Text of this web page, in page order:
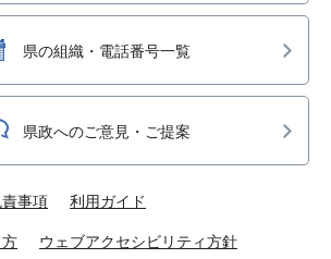
県の組織・電話番号一覧
県政へのご意見・ご提案
事項 利用ガイド
ウェブアクセシビリティ方針